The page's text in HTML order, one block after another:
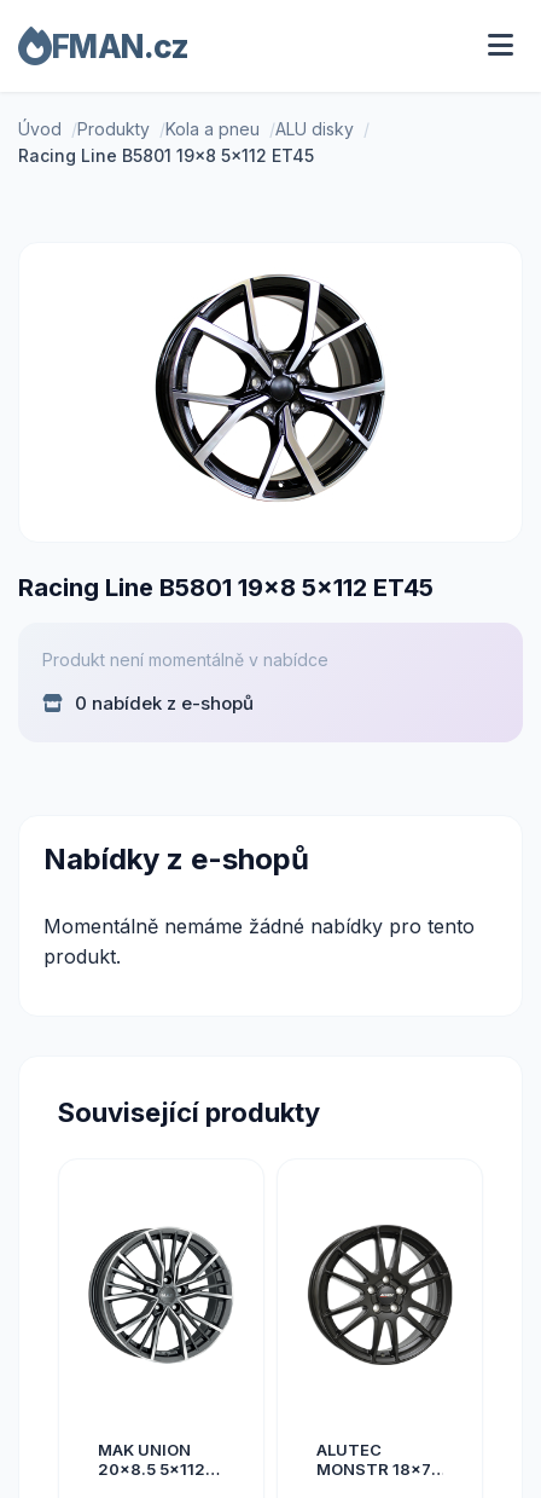
FMAN.cz
Úvod Produkty Kola a pneu
ALU disky
Racing Line B5801 19x8 5x112 ET45
Racing Line B5801 19x8 5x112 ET45
Produkt není momentálně v nabídce
0 nabídek z e-shopů
Nabídky z e-shopů
Momentálně nemáme žádné nabídky pro tento
produkt.
Související produkty
MAK UNION
20x8.5 5x112
ALUTEC
MONSTR 18x7.5